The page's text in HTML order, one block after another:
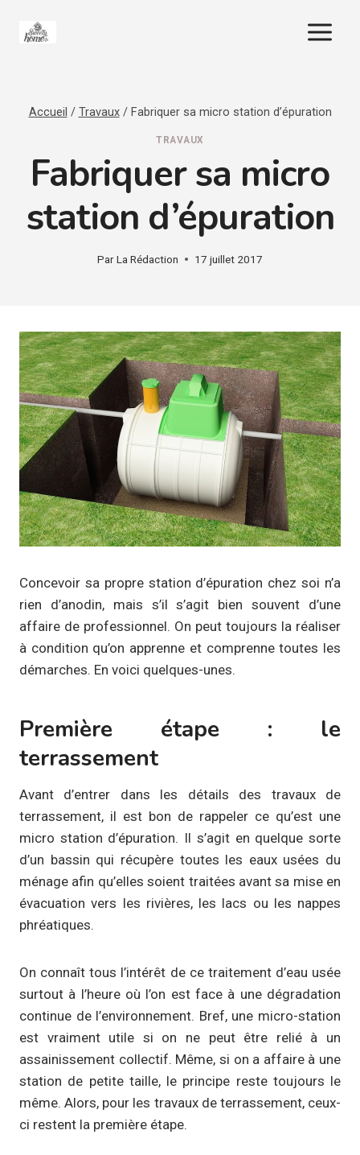
Accueil / Travaux / Fabriquer sa micro station d’épuration
TRAVAUX
Fabriquer sa micro
station d’épuration
ParLa Rédaction 17 juillet 2017
Concevoir sa propre station d’épuration chez soi n’a
rien d’anodin, mais s’il s’agit bien souvent d’une
affaire de professionnel. On peut toujours la réaliser
à condition qu’on apprenne et comprenne toutes les
démarches. En voici quelques-unes.
Première étape : le
terrassement
Avant d’entrer dans les détails des travaux de
terrassement, il est bon de rappeler ce qu’est une
micro station d’épuration. Il s’agit en quelque sorte
d’un bassin qui récupère toutes les eaux usées du
ménage afin qu’elles soient traitées avant sa mise en
évacuation vers les rivières, les lacs ou les nappes
phréatiques.
On connaît tous l’intérêt de ce traitement d’eau usée
surtout à l’heure où l’on est face à une dégradation
continue de l’environnement. Bref, une micro-station
est vraiment utile si on ne peut être relié à un
assainissement collectif. Même, si on a affaire à une
station de petite taille, le principe reste toujours le
même. Alors, pour les travaux de terrassement, ceux-
ci restent la première étape.